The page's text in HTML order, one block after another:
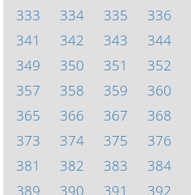
333
334 335 336
341
342 343 344
349
350 351 352
357
358 359 360
365
366 367 368
373
374 375 376
381
382 383 384
389
390 391 392